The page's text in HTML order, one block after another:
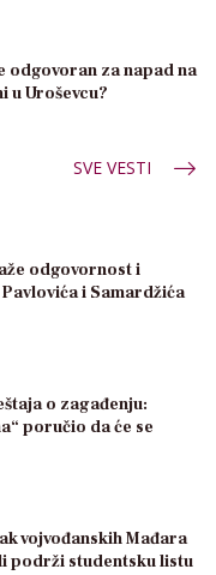
odgovoran za napad na
u Uroševcu?
SVE VESTI
odgovornost i
i Samardžića
o zagađenju:
poručio da će se
vojvođanskih Mađara
podrži studentsku listu